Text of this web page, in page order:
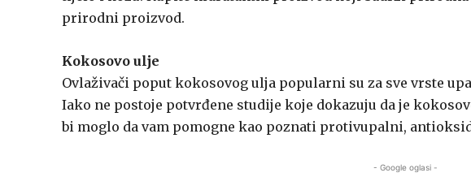
prirodni proizvod.
Kokosovo ulje
Ovlaživači poput kokosovog ulja popularni su za sve vrste
Iako ne postoje potvrđene studije koje dokazuju da je
bi moglo da vam pomogne kao poznati protivupalni,
- Google oglasi -